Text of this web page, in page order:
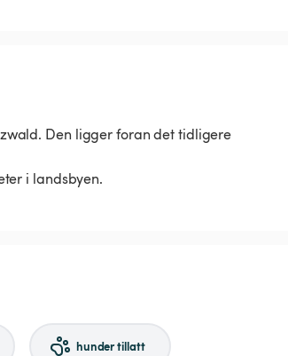
Den ligger foran det tidligere
i landsbyen.
hunder tillatt